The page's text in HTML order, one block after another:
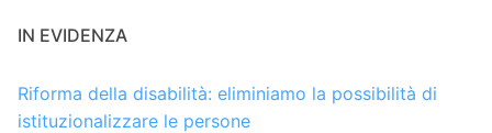
IN EVIDENZA
Riforma della disabilità: eliminiamo la possibilità di
istituzionalizzare le persone